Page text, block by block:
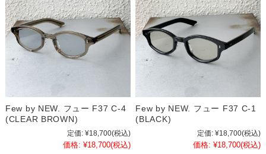
Few by NEW. フュー F37 C-4
(CLEAR BROWN)
定価: ¥18,700(税込)
価格: ¥18,700(税込)
Few by NEW. フュー F37 C-1
(BLACK)
定価: ¥18,700(税込)
価格: ¥18,700(税込)